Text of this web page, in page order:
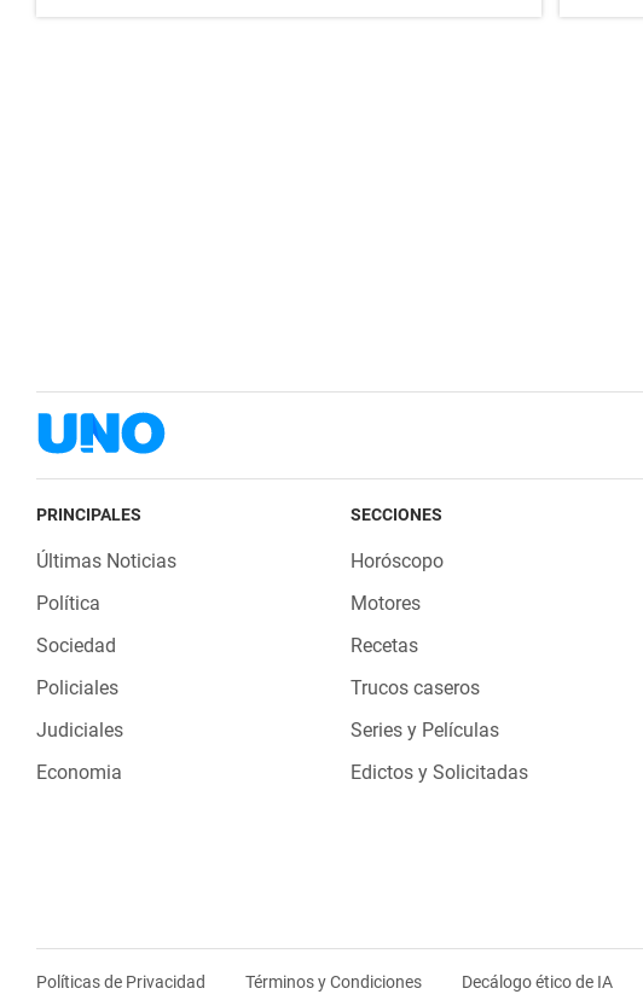
PRINCIPALES
Últimas Noticias
Política
Sociedad
Policiales
Judiciales
Economia
SECCIONES
Horóscopo
Motores
Recetas
Trucos caseros
Series y Películas
Edictos y Solicitadas
Políticas de Privacidad Términos y Condiciones Decálogo ético de IA